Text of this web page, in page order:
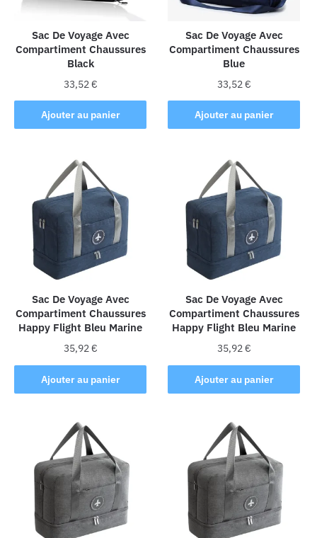
page
du
produit
Sac De Voyage Avec
Compartiment Chaussures
Black
33,52€
Ajouter au panier
Sac De Voyage Avec
Compartiment Chaussures
Blue
33,52€
Ajouter au panier
Sac De Voyage Avec
Compartiment Chaussures
Happy Flight Bleu Marine
35,92€
Ajouter au panier
Sac De Voyage Avec
Compartiment Chaussures
Happy Flight Bleu Marine
35,92€
Ajouter au panier